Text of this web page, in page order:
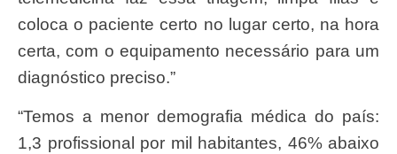
coloca o paciente certo no lugar certo, na hora
certa, com o equipamento necessário para um
diagnóstico preciso.”
“Temos a menor demografia médica do país:
1,3 profissional por mil habitantes, 46% abaixo